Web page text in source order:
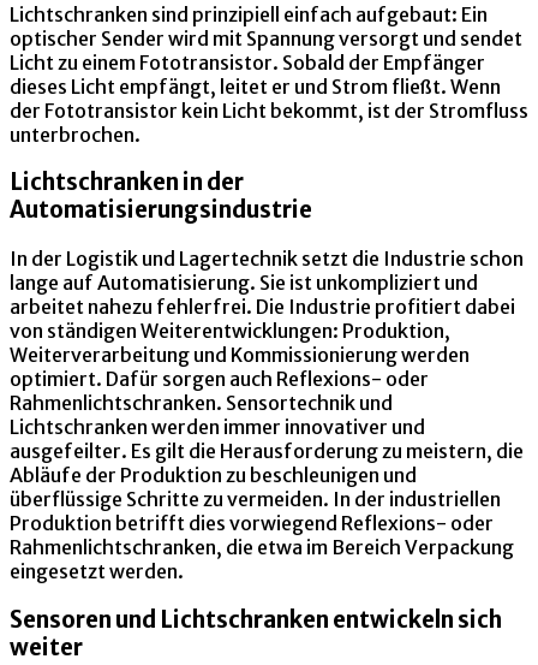
Lichtschranken sind prinzipiell einfach aufgebaut: Ein
optischer Sender wird mit Spannung versorgt und sendet
Licht zu einem Fototransistor. Sobald der Empfänger
dieses Licht empfängt, leitet er und Strom fließt. Wenn
der Fototransistor kein Licht bekommt, ist der Stromfluss
unterbrochen.
Lichtschranken in der
Automatisierungsindustrie
In der Logistik und Lagertechnik setzt die Industrie schon
lange auf Automatisierung. Sie ist unkompliziert und
arbeitet nahezu fehlerfrei. Die Industrie profitiert dabei
von ständigen Weiterentwicklungen: Produktion,
Weiterverarbeitung und Kommissionierung werden
optimiert. Dafür sorgen auch Reflexions- oder
Rahmenlichtschranken. Sensortechnik und
Lichtschranken werden immer innovativer und
ausgefeilter. Es gilt die Herausforderung zu meistern, die
Abläufe der Produktion zu beschleunigen und
überflüssige Schritte zu vermeiden. In der industriellen
Produktion betrifft dies vorwiegend Reflexions- oder
Rahmenlichtschranken, die etwa im Bereich Verpackung
eingesetzt werden.
Sensoren und Lichtschranken entwickeln sich
weiter